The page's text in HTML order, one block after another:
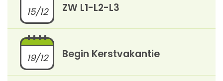
15/12 ZW L1-L2-L3
19/12 Begin Kerstvakantie